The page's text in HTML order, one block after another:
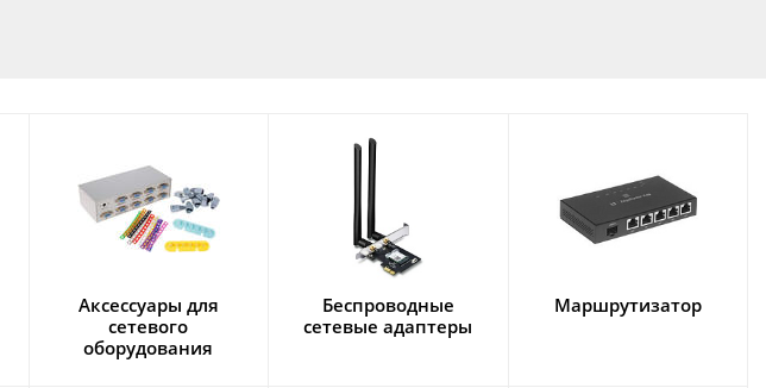
Аксессуары для
сетевого
оборудования
Беспроводные
сетевые адаптеры
Маршрутизатор